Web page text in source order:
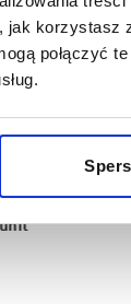
korzystasz
połączyć